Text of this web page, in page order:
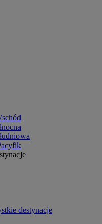
destynacje